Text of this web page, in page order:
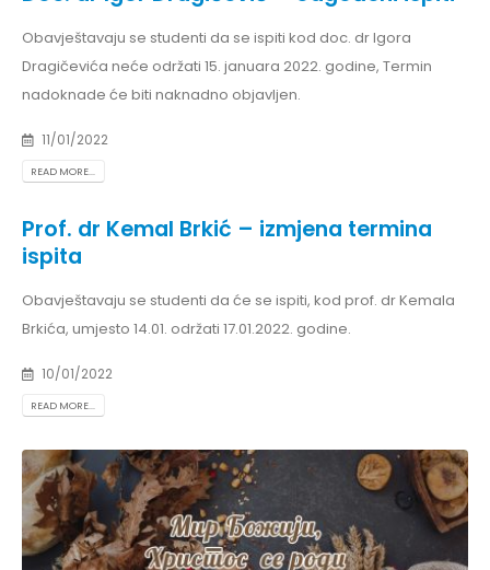
Obavještavaju se studenti da se ispiti kod doc. dr Igora
Dragičevića neće održati 15. januara 2022. godine, Termin
nadoknade će biti naknadno objavljen.
11/01/2022
READ MORE...
Prof. dr Kemal Brkić – izmjena termina
ispita
Obavještavaju se studenti da će se ispiti, kod prof. dr Kemala
Brkića, umjesto 14.01. održati 17.01.2022. godine.
10/01/2022
READ MORE...